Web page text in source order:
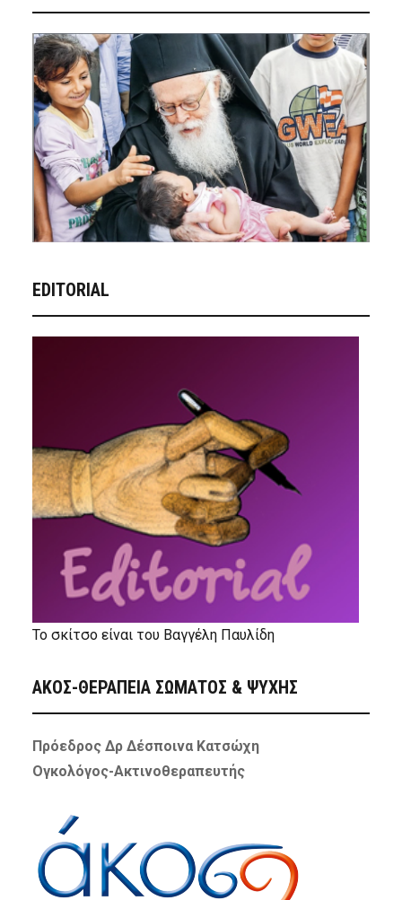
EDITORIAL
Το σκίτσο είναι του Βαγγέλη Παυλίδη
ΑΚΟΣ-ΘΕΡΑΠΕΙΑ ΣΩΜΑΤΟΣ & ΨΥΧΗΣ
Πρόεδρος Δρ Δέσποινα Κατσώχη
Ογκολόγος-Ακτινοθεραπευτής